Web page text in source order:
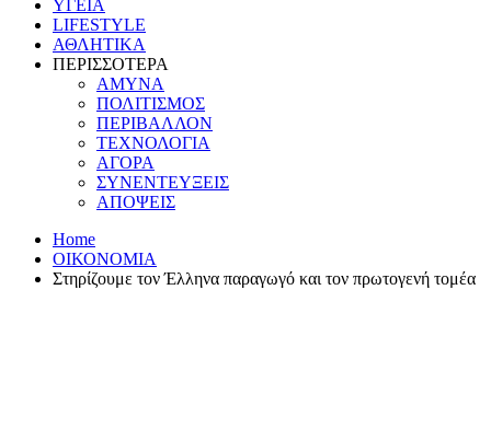
ΥΓΕΙΑ
LIFESTYLE
ΑΘΛΗΤΙΚΑ
ΠΕΡΙΣΣΟΤΕΡΑ
ΑΜΥΝΑ
ΠΟΛΙΤΙΣΜΟΣ
ΠΕΡΙΒΑΛΛΟΝ
ΤΕΧΝΟΛΟΓΙΑ
ΑΓΟΡΑ
ΣΥΝΕΝΤΕΥΞΕΙΣ
ΑΠΟΨΕΙΣ
Home
ΟΙΚΟΝΟΜΙΑ
Στηρίζουμε τον Έλληνα παραγωγό και τον πρωτογενή τομέα